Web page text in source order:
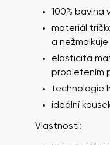
100% bavlna
materiál
a nežmolkuje
elasticita
propletením
technologie
ideální
Vlastnosti: